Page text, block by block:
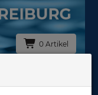
0 Artikel